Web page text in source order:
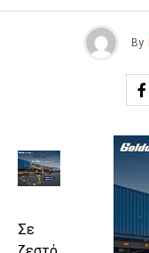
By
Σε